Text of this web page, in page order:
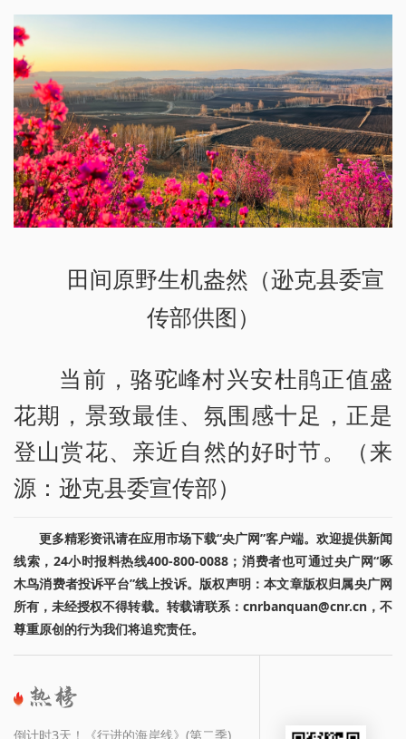
田间原野生机盎然（逊克县委宣
传部供图）
当前，骆驼峰村兴安杜鹃正值盛
花期，景致最佳、氛围感十足，正是
登山赏花、亲近自然的好时节。（来
源：逊克县委宣传部）
更多精彩资讯请在应用市场下载“央广网”客户端。欢迎提供新闻
线索，24小时报料热线400-800-0088；消费者也可通过央广网“啄
木鸟消费者投诉平台”线上投诉。版权声明：本文章版权归属央广网
所有，未经授权不得转载。转载请联系：cnrbanquan@cnr.cn，不
尊重原创的行为我们将追究责任。
倒计时3天！《行进的海岸线》(第二季)